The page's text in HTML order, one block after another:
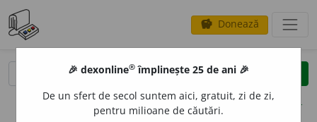
savings Donează
clear
opțiuni
🎉 dexonline® împlinește 25 de ani 🎉
De un sfert de secol suntem aici, gratuit, zi de zi,
pentru milioane de căutări.